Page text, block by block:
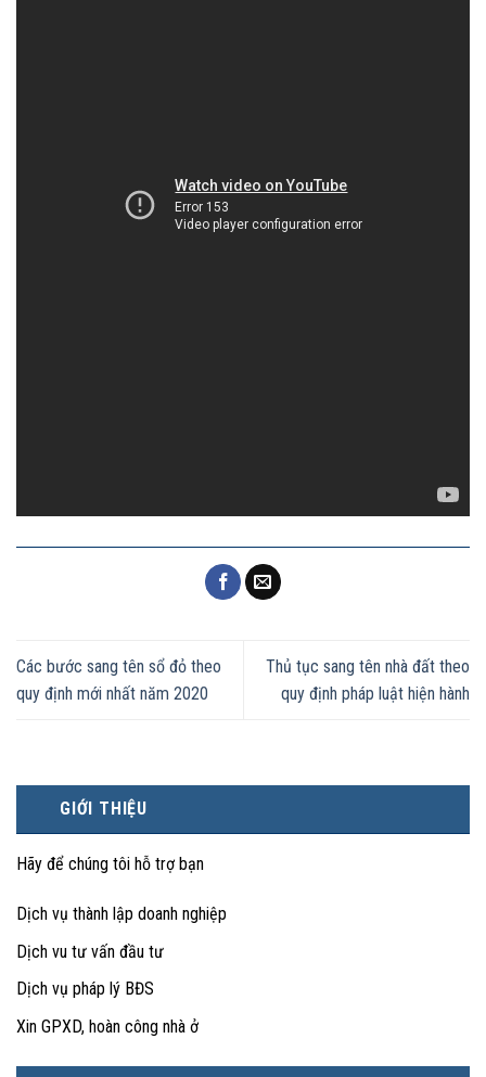
GIỚI THIỆU
Hãy để chúng tôi hỗ trợ bạn
Dịch vụ thành lập doanh nghiệp
Dịch vu tư vấn đầu tư
Dịch vụ pháp lý BĐS
Xin GPXD, hoàn công nhà ở
Các bước sang tên sổ đỏ theo
quy định mới nhất năm 2020
Thủ tục sang tên nhà đất theo
quy định pháp luật hiện hành